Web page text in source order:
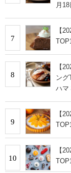
月
7
【
8
【
ン
ハマ
9
【
10
【